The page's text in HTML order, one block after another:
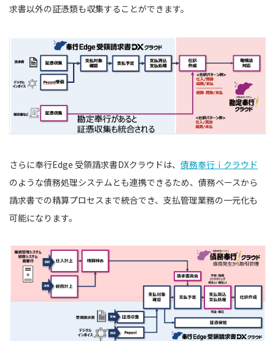
求書以外の証憑類も収集することができます。
さらに奉⾏Edge 受領請求書DXクラウドは、 債務奉行ｉクラウド
のような債務処理システムとも連携できるため、債務ベースから
請求書での精算プロセスまで統合でき、支払管理業務の一元化も
可能になります。